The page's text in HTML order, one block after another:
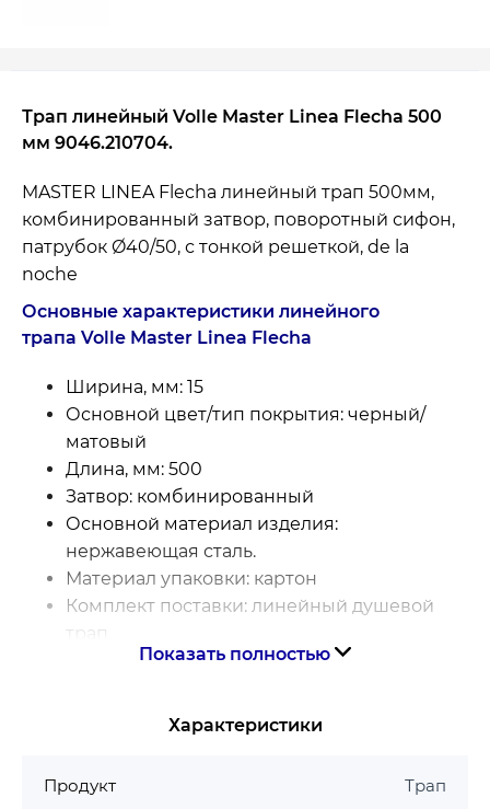
Трап линейный Volle Master Linea Flecha 500
мм 9046.210704.
MASTER LINEA Flecha линейный трап 500мм,
комбинированный затвор, поворотный сифон,
патрубок Ø40/50, с тонкой решеткой, de la
noche
Основные характеристики линейного
трапа Volle Master Linea Flecha
Ширина, мм: 15
Основной цвет/тип покрытия: черный/
матовый
Длина, мм: 500
Затвор: комбинированный
Основной материал изделия:
нержавеющая сталь.
Материал упаковки: картон
Комплект поставки: линейный душевой
трап
Страна регистрации бренда: Испания.
Описание : VOLLE
Показать полностью
Характеристики
Продукт Трап